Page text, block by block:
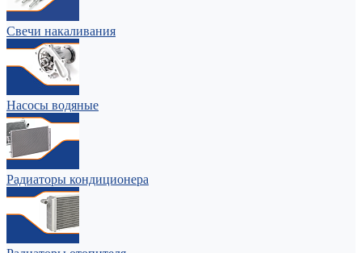
Свечи накаливания
Насосы водяные
Радиаторы кондиционера